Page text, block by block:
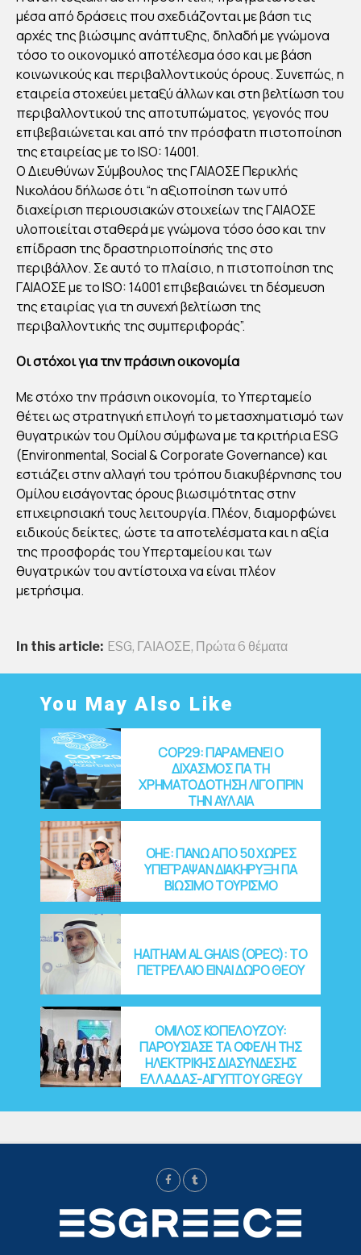
μέσα από δράσεις που σχεδιάζονται με βάση τις
αρχές της βιώσιμης ανάπτυξης, δηλαδή με γνώμονα
τόσο το οικονομικό αποτέλεσμα όσο και με βάση
κοινωνικούς και περιβαλλοντικούς όρους. Συνεπώς, η
εταιρεία στοχεύει μεταξύ άλλων και στη βελτίωση του
περιβαλλοντικού της αποτυπώματος, γεγονός που
επιβεβαιώνεται και από την πρόσφατη πιστοποίηση
της εταιρείας με το ISO: 14001.
Ο Διευθύνων Σύμβουλος της ΓΑΙΑΟΣΕ Περικλής
Νικολάου δήλωσε ότι “η αξιοποίηση των υπό
διαχείριση περιουσιακών στοιχείων της ΓΑΙΑΟΣΕ
υλοποιείται σταθερά με γνώμονα τόσο όσο και την
επίδραση της δραστηριοποίησής της στο
περιβάλλον. Σε αυτό το πλαίσιο, η πιστοποίηση της
ΓΑΙΑΟΣΕ με το ISO: 14001 επιβεβαιώνει τη δέσμευση
της εταιρίας για τη συνεχή βελτίωση της
περιβαλλοντικής της συμπεριφοράς”.
Οι στόχοι για την πράσινη οικονομία
Με στόχο την πράσινη οικονομία, το Υπερταμείο
θέτει ως στρατηγική επιλογή το μετασχηματισμό των
θυγατρικών του Ομίλου σύμφωνα με τα κριτήρια ESG
(Environmental, Social & Corporate Governance) και
εστιάζει στην αλλαγή του τρόπου διακυβέρνησης του
Ομίλου εισάγοντας όρους βιωσιμότητας στην
επιχειρησιακή τους λειτουργία. Πλέον, διαμορφώνει
ειδικούς δείκτες, ώστε τα αποτελέσματα και η αξία
της προσφοράς του Υπερταμείου και των
θυγατρικών του αντίστοιχα να είναι πλέον
μετρήσιμα.
In this article: ESG, ΓΑΙΑΟΣΕ, Πρώτα 6 θέματα
You May Also Like
COP29: ΠΑΡΑΜΕΝΕΙ Ο
ΔΙΧΑΣΜΟΣ ΓΙΑ ΤΗ
ΧΡΗΜΑΤΟΔΟΤΗΣΗ ΛΙΓΟ ΠΡΙΝ
ΤΗΝ ΑΥΛΑΙΑ
OHE: ΠΑΝΩ ΑΠΟ 50 ΧΩΡΕΣ
ΥΠΕΓΡΑΨΑΝ ΔΙΑΚΗΡΥΞΗ ΓΙΑ
ΒΙΩΣΙΜΟ ΤΟΥΡΙΣΜΟ
HAITHAM AL GHAIS (OPEC): ΤΟ
ΠΕΤΡΕΛΑΙΟ ΕΙΝΑΙ ΔΩΡΟ ΘΕΟΥ
ΟΜΙΛΟΣ ΚΟΠΕΛΟΥΖΟΥ:
ΠΑΡΟΥΣΙΑΣΕ ΤΑ ΟΦΕΛΗ ΤΗΣ
ΗΛΕΚΤΡΙΚΗΣ ΔΙΑΣΥΝΔΕΣΗΣ
ΕΛΛΑΔΑΣ-ΑΙΓΥΠΤΟΥ GREGY